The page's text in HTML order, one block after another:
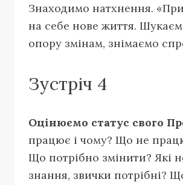
Знаходимо натхнення.
на себе нове життя.
опору змінам, знімаємо
Зустріч 4
Оцінюємо статус свого
працює і чому? Що не
Що потрібно змінити? Які
знання, звички потрібні?